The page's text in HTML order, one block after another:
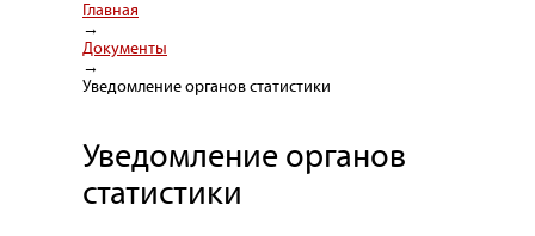
Главная
→
Документы
→
Уведомление органов статистики
Уведомление органов
статистики